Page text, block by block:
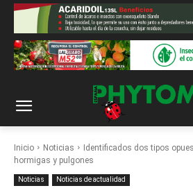
Inicio Noticias
Identificados dos tipos
hormigas y pulgones
Noticias Noticias de actualidad